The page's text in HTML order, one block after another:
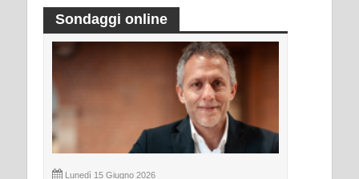
Sondaggi online
Lunedì 15 Giugno 2026